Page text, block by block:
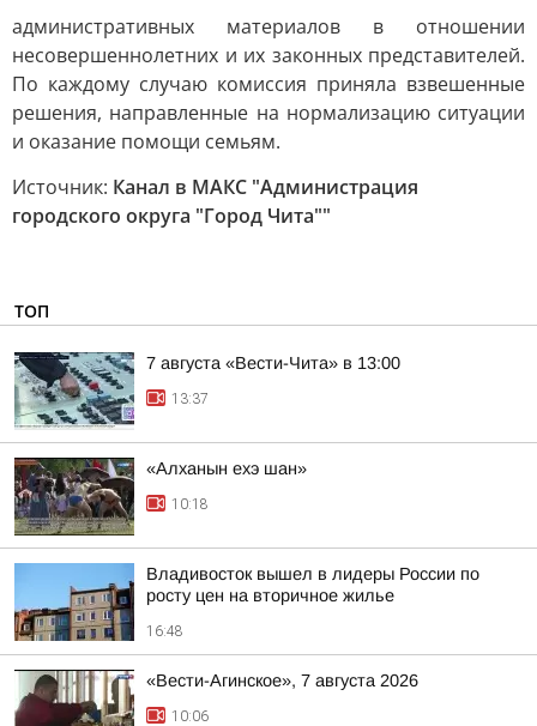
административных материалов в отношении
несовершеннолетних и их законных представителей.
По каждому случаю комиссия приняла взвешенные
решения, направленные на нормализацию ситуации
и оказание помощи семьям.
Источник: Канал в МАКС "Администрация
городского округа "Город Чита""
ТОП
7 августа «Вести-Чита» в 13:00
13:37
«Алханын ехэ шан»
10:18
Владивосток вышел в лидеры России по
росту цен на вторичное жилье
16:48
«Вести-Агинское», 7 августа 2026
10:06